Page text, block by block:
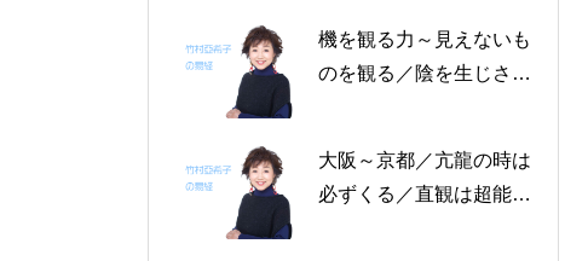
機を観る力～見えないも
のを観る／陰を生じさせ
月4日～2月8日の5日分
の易経一日一言
大阪～京都／亢龍の時は
必ずくる／直観は超能力